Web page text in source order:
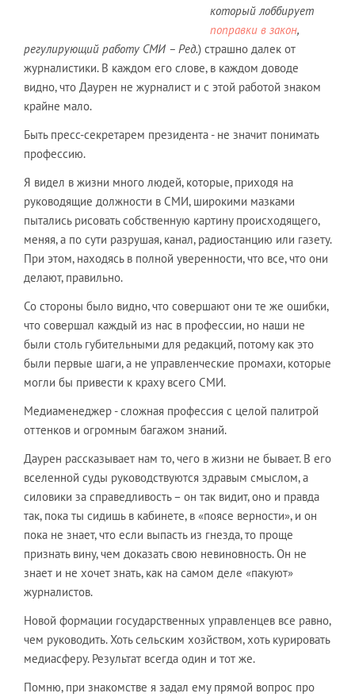
который лоббирует
поправки в закон,
регулирующий работу СМИ – Ред.) страшно далек от
журналистики. В каждом его слове, в каждом доводе
видно, что Даурен не журналист и с этой работой знаком
крайне мало.
Быть пресс-секретарем президента - не значит понимать
профессию.
Я видел в жизни много людей, которые, приходя на
руководящие должности в СМИ, широкими мазками
пытались рисовать собственную картину происходящего,
меняя, а по сути разрушая, канал, радиостанцию или газету.
При этом, находясь в полной уверенности, что все, что они
делают, правильно.
Со стороны было видно, что совершают они те же ошибки,
что совершал каждый из нас в профессии, но наши не
были столь губительными для редакций, потому как это
были первые шаги, а не управленческие промахи, которые
могли бы привести к краху всего СМИ.
Медиаменеджер - сложная профессия с целой палитрой
оттенков и огромным багажом знаний.
Даурен рассказывает нам то, чего в жизни не бывает. В его
вселенной суды руководствуются здравым смыслом, а
силовики за справедливость – он так видит, оно и правда
так, пока ты сидишь в кабинете, в «поясе верности», и он
пока не знает, что если выпасть из гнезда, то проще
признать вину, чем доказать свою невиновность. Он не
знает и не хочет знать, как на самом деле «пакуют»
журналистов.
Новой формации государственных управленцев все равно,
чем руководить. Хоть сельским хозйством, хоть курировать
медиасферу. Результат всегда один и тот же.
Помню, при знакомстве я задал ему прямой вопрос про